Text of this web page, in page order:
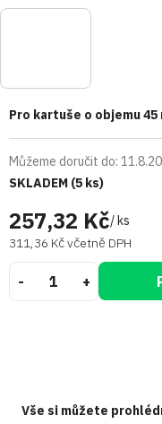
257,32 Kč/ ks
311,36 Kč včetně DPH
SKLADEM (5 ks)
Můžeme doručit do:
Pro kartuše o objemu 45
Vše si můžete